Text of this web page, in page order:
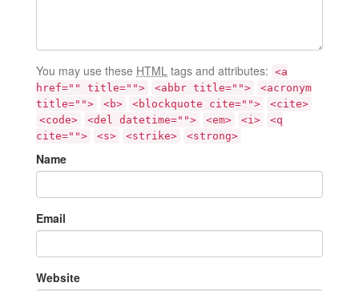
You may use these HTML tags and attributes: <a
href="" title="">
<abbr title="">
<acronym
title="">
<b> <blockquote cite="">
<cite>
<code>
<del datetime=""> <em> <i>
<q
cite="">
<s> <strike> <strong>
Name
Email
Website